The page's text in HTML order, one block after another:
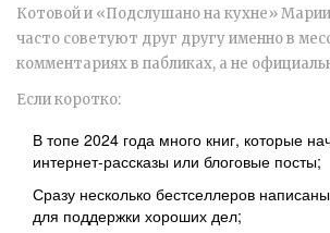
Котовой и «Подслушано на кухне»
часто советуют друг другу именно в
комментариях в пабликах, а не
Если коротко:
В топе 2024 года много книг, которые
интернет-рассказы или блоговые посты;
Сразу несколько бестселлеров
для поддержки хороших дел;